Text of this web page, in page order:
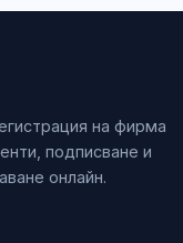
на фирма
подписване и
онлайн.